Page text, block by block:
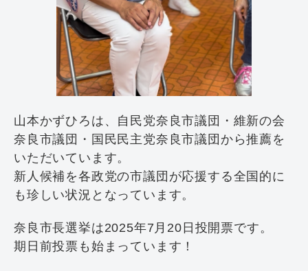
山本かずひろは、自民党奈良市議団・維新の会
奈良市議団・国民民主党奈良市議団から推薦を
いただいています。
新人候補を各政党の市議団が応援する全国的に
も珍しい状況となっています。
奈良市長選挙は2025年7月20日投開票です。
期日前投票も始まっています！